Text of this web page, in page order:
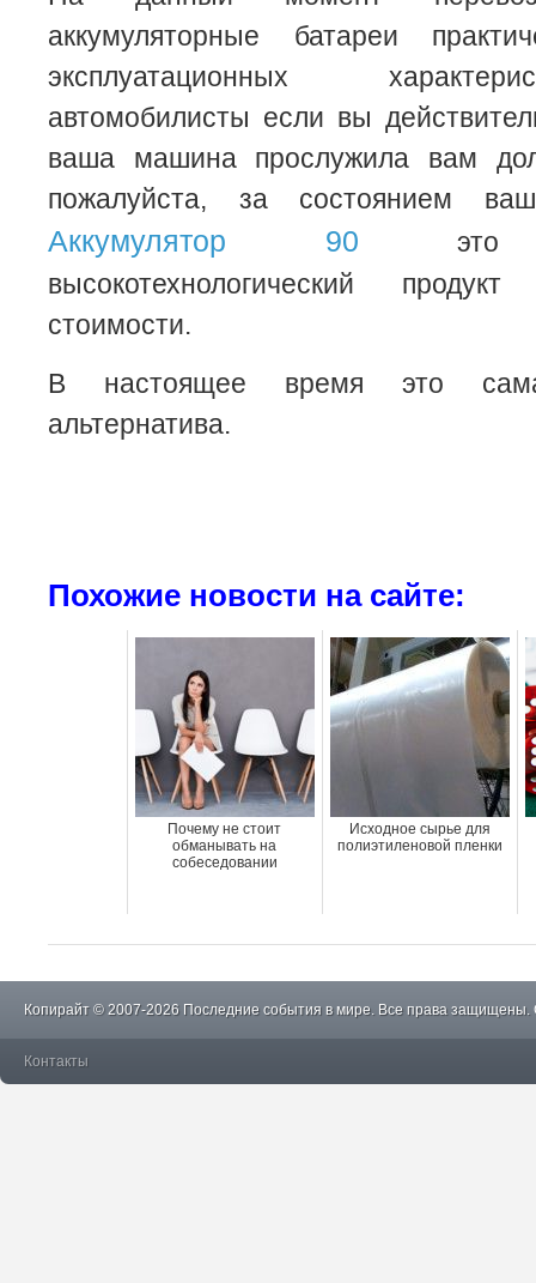
аккумуляторные батареи
эксплуатационных
автомобилисты если вы
ваша машина прослужила вам
пожалуйста, за состоянием
Аккумулятор 90 это
высокотехнологический
стоимости.
В настоящее время это
альтернатива.
Похожие новости на сайте:
Почему не стоит
обманывать на
собеседовании
Исходное сырье для
полиэтиленовой пленки
Копирайт © 2007-2026 Последние события в мире. Все права защищены.
Контакты